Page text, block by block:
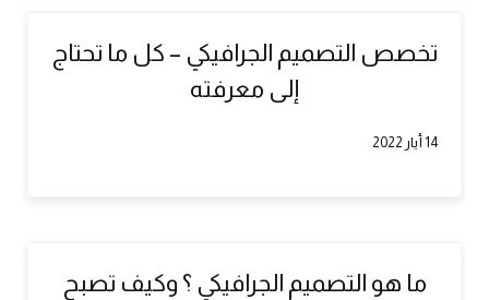
تخصص التصميم الجرافيكي – كل ما تحتاج
إلى معرفته
14 أيار 2022
ما هو التصميم الجرافيكي ؟ وكيف تصبح